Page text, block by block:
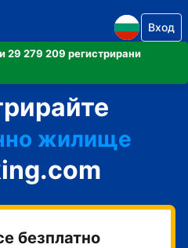
29 279 209 регистрирани
Вход
хотел
жилище
за гости
със закуска
безплатно